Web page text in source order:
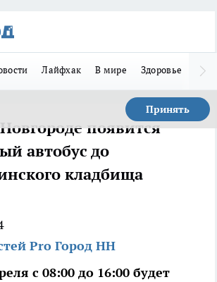
Лайфхак В мире Здоровье
Принять
появится
автобус до
кладбища
Pro Город НН
с 08:00 до 16:00 будет